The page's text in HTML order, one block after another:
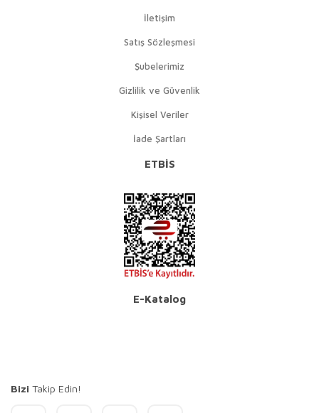
İletişim
Satış Sözleşmesi
Şubelerimiz
Gizlilik ve Güvenlik
Kişisel Veriler
İade Şartları
ETBİS
E-Katalog
Bizi Takip Edin!